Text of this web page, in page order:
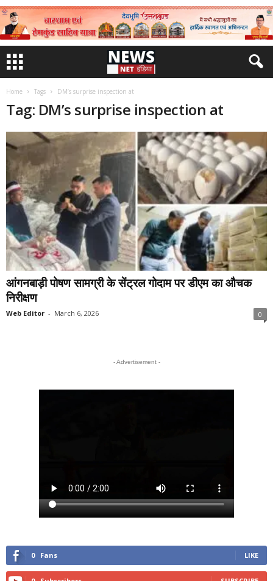
Home Tags DM’s surprise inspection at
Tag: DM’s surprise inspection at
आंगनबाड़ी पोषण सामग्री के सेंट्रल गोदाम पर डीएम का औचक
निरीक्षण
Web Editor - March 6, 2026 0
- Advertisement -
0 Fans LIKE